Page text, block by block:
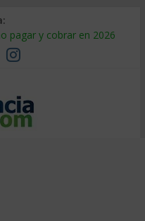
pagar y cobrar en 2026
sale tan caro
auditarla a tiempo
qué hacer
segmentarlo y venderle